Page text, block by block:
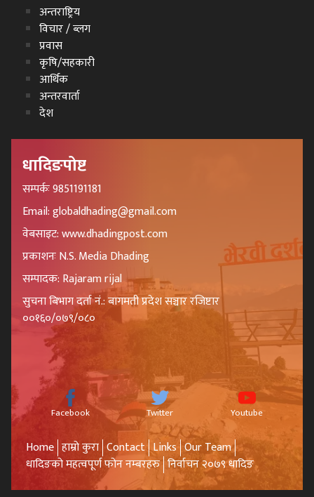
अन्तराष्ट्रिय
विचार / ब्लग
प्रवास
कृषि/सहकारी
आर्थिक
अन्तरवार्ता
देश
धादिङपोष्ट
सम्पर्कः 9851191181
Email: globaldhading@gmail.com
वेबसाइट: www.dhadingpost.com
प्रकाशनः N.S. Media Dhading
सम्पादक: Rajaram rijal
सुचना बिभाग दर्ता नं.: बागमती प्रदेश सञ्चार रजिष्टार
००१६०/०७९/०८०
Facebook Twitter Youtube
Home हाम्रो कुरा Contact Links Our Team
धादिङको महत्वपूर्ण फोन नम्बरहरु निर्वाचन २०७९ धादिङ